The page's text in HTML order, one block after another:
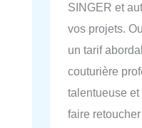
SINGER et
vos projets.
un tarif
couturière
talentueuse
faire